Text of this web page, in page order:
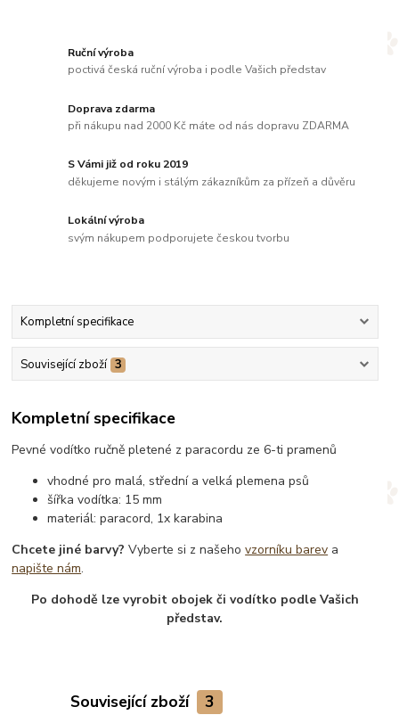
Ruční výroba
poctivá česká ruční výroba i podle Vašich představ
Doprava zdarma
při nákupu nad 2000 Kč máte od nás dopravu ZDARMA
S Vámi již od roku 2019
děkujeme novým i stálým zákazníkům za přízeň a důvěru
Lokální výroba
svým nákupem podporujete českou tvorbu
Kompletní specifikace
Související zboží 3
Kompletní specifikace
Pevné vodítko ručně pletené z paracordu ze 6-ti pramenů
vhodné pro malá, střední a velká plemena psů
šířka vodítka: 15 mm
materiál: paracord, 1x karabina
Chcete jiné barvy? Vyberte si z našehovzorníku barev a
napište nám.
Po dohodě lze vyrobit obojek či vodítko podle Vašich
představ.
Související zboží 3